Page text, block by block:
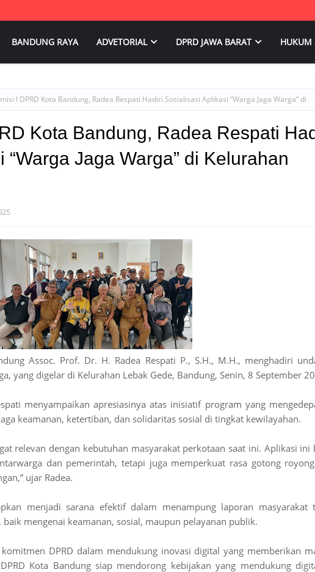
BANDUNG RAYA ADVETORIAL DPRD JAWA BARAT HUKUM
I DPRD Kota Bandung, Radea Respati Hadiri Sosialisasi Aplikasi “Warga Jaga Warga” di
Kota Bandung, Radea Respati
Jaga Warga” di Kelurahan
Assoc. Prof. Dr. H. Radea Respati P., S.H., M.H., menghadiri
yang digelar di Kelurahan Lebak Gede, Bandung, Senin, 8 September
menyampaikan apresiasinya atas inisiatif program yang
keamanan, ketertiban, dan solidaritas sosial di tingkat kewilayahan.
relevan dengan kebutuhan masyarakat perkotaan saat ini. Aplikasi ini
dan pemerintah, tetapi juga memperkuat rasa gotong
ujar Radea.
menjadi sarana efektif dalam menampung laporan masyarakat
mengenai keamanan, sosial, maupun pelayanan publik.
komitmen DPRD dalam mendukung inovasi digital yang memberikan
Kota Bandung siap mendorong kebijakan yang mendukung